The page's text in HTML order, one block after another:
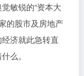
敏锐的“资本大
的股市及房地产
济就此急转直
么。